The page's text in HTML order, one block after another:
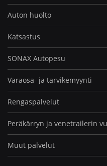
Auton huolto
Katsastus
SONAX Autopesu
Varaosa- ja tarvike­myynti
Rengas­palvelut
Peräkärryn ja venetrailerin
Muut palvelut